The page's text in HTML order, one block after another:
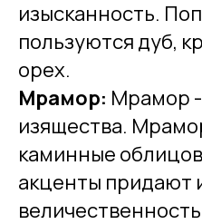
изысканность.
пользуются дуб,
орех.
Мрамор: Мрамор
изящества.
каминные
акценты придают